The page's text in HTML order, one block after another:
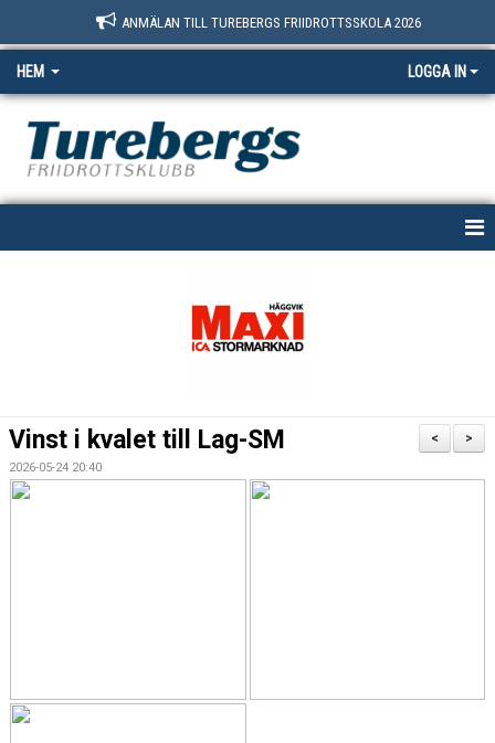
ANMÄLAN TILL TUREBERGS FRIIDROTTSSKOLA 2026
HEM LOGGA IN
MEDLEM
KONTAKT
>
<
Vinst i kvalet till Lag-SM
2026-05-24 20:40